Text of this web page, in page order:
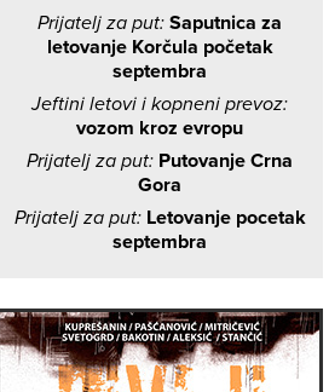
Prijatelj za put: Saputnica za
letovanje Korčula početak
septembra
Jeftini letovi i kopneni prevoz:
vozom kroz evropu
Prijatelj za put: Putovanje Crna
Gora
Prijatelj za put: Letovanje pocetak
septembra